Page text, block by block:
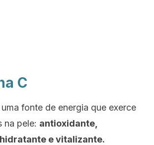
C
fonte de energia que exerce
na pele: antioxidante,
e vitalizante.